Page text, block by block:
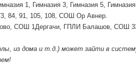
1, Гимназия 3, Гимназия 5, Гимназия
84, 91, 105, 108, СОШ Ор Авнер.
СОШ 1Дергачи, ГПЛИ Балашов, СОШ
из дома и т.д.) может зайти в